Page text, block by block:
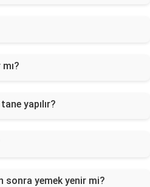
yapılır?
sonra yemek yenir mi?